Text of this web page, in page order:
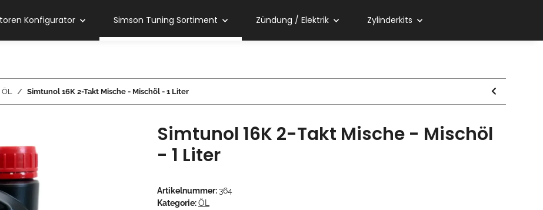
Konfigurator Simson Tuning Sortiment Zündung / Elektrik Zylinderkits
ÖL Simtunol 16K 2-Takt Mische - Mischöl - 1 Liter
Simtunol 16K 2-Takt Mische - Mischöl
- 1 Liter
Artikelnummer:364
Kategorie:ÖL